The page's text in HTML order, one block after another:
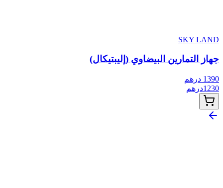
SKY LAND
جهاز التمارين البيضاوي (إليبتيكال)
1390 درهم
1230درهم